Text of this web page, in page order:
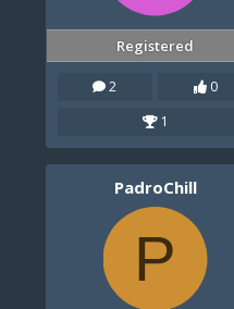
Registered
2
0
1
PadroChill
P